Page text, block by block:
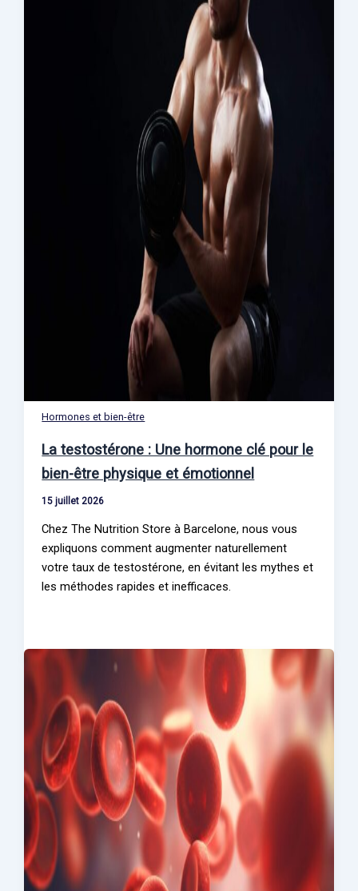
Hormones et bien-être
La testostérone : Une hormone clé pour le
bien-être physique et émotionnel
15 juillet 2026
Chez The Nutrition Store à Barcelone, nous vous
expliquons comment augmenter naturellement
votre taux de testostérone, en évitant les mythes et
les méthodes rapides et inefficaces.